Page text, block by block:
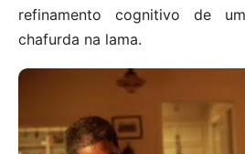
refinamento cognitivo de
chafurda na lama.